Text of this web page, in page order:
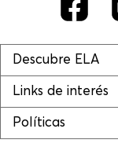
Descubre ELA
Links de interés
Políticas